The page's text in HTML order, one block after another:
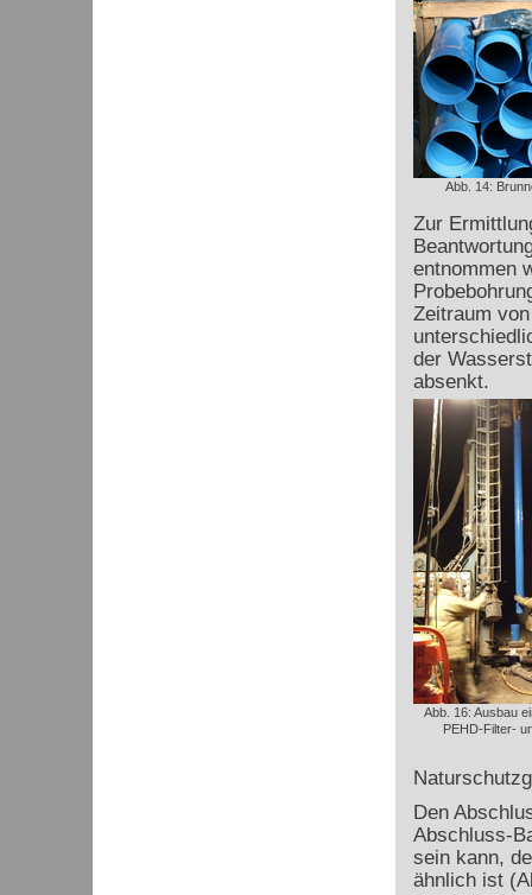
Abb. 14:
Zur
entnommen
Zeitraum
der
absenkt.
Abb. 16: Ausbau
PEHD-Filter-
Den
Abschluss-
sein kann,
ähnlich ist